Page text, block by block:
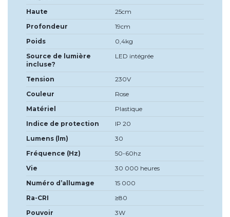
Haute
25cm
Profondeur
19cm
Poids
0,4kg
Source de lumière
incluse?
LED intégrée
Tension
230V
Couleur
Rose
Matériel
Plastique
Indice de protection
IP 20
Lumens (lm)
30
Fréquence (Hz)
50-60hz
Vie
30 000 heures
Numéro d’allumage
15 000
Ra-CRI
≥80
Pouvoir
3W